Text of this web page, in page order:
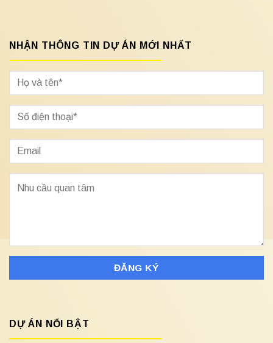
NHẬN THÔNG TIN DỰ ÁN MỚI NHẤT
DỰ ÁN NỔI BẬT